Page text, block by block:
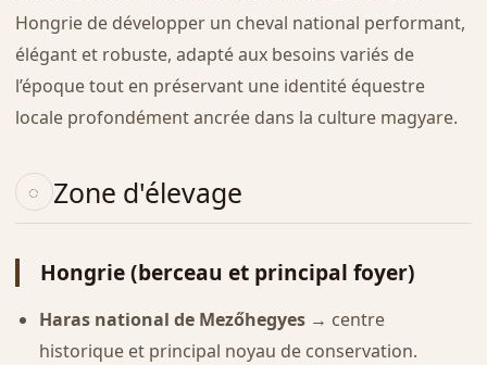
Hongrie de développer un cheval national performant,
élégant et robuste, adapté aux besoins variés de
l’époque tout en préservant une identité équestre
locale profondément ancrée dans la culture magyare.
Zone d'élevage
Hongrie (berceau et principal foyer)
Haras national de Mezőhegyes→ centre
historique et principal noyau de conservation.